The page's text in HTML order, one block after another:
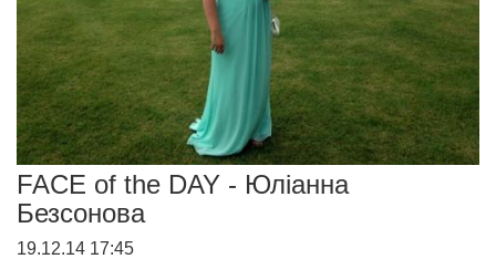
FACE of the DAY - Юліанна
Безсонова
19.12.14 17:45